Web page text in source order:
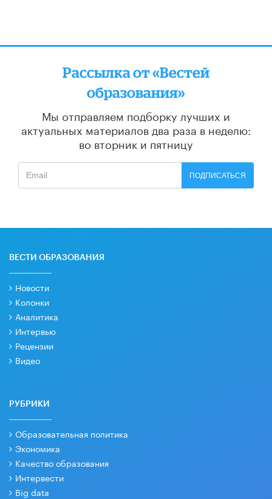
Рассылка от «Вестей
образования»
Мы отправляем подборку лучших и
актуальных материалов два раза в неделю:
во вторник и пятницу
ПОДПИСАТЬСЯ
ВЕСТИ ОБРАЗОВАНИЯ
Новости
Колонки
Аналитика
Интервью
Рецензии
Видео
РУБРИКИ
Образовательная политика
Экономика
Качество образования
Интервести
Big data